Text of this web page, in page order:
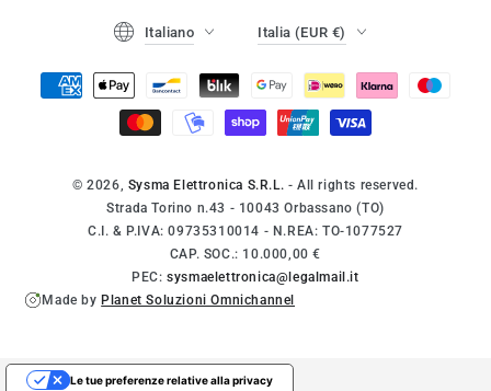
© 2026, Sysma Elettronica S.R.L. - All rights reserved.
Strada Torino n.43 - 10043 Orbassano (TO)
C.I. & P.IVA: 09735310014 - N.REA: TO-1077527
CAP. SOC.: 10.000,00 €
PEC:sysmaelettronica@legalmail.it
Made byPlanet Soluzioni Omnichannel
Lingua
Italiano Italia (EUR €)
Modalità
Le tue preferenze relative alla privacy